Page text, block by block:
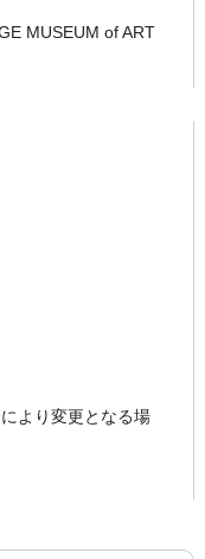
MUSEUM of ART
より変更となる場